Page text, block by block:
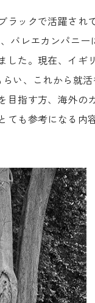
ラックで活躍され
バレエカンパニー
した。現在、イギ
い、これから就
目指す方、海外の
ても参考になる内